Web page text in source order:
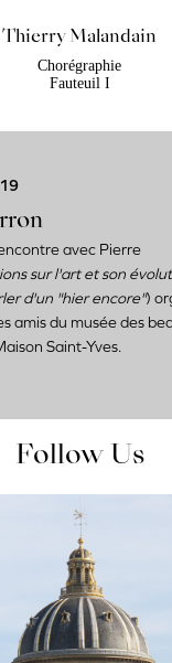
avec Pierre
sur l'art et son
d'un "hier encore")
amis du musée des
Saint-Yves.
Thierry Malandain
Chorégraphie
Fauteuil I
Follow Us